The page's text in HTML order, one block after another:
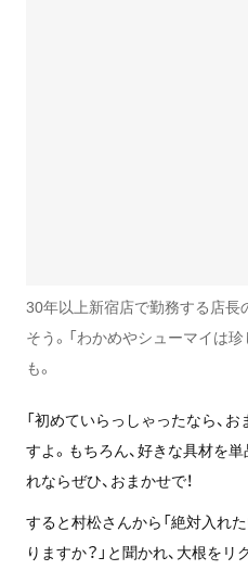
30年以上新宿店で勤務する店長
そう。「わかめやシューマイは
も。
「初めていらっしゃったなら、
すよ。もちろん、好きな具材を
れならぜひ、おまかせで！
すると村松さんから「絶対入れ
りますか？」と聞かれ、大根を